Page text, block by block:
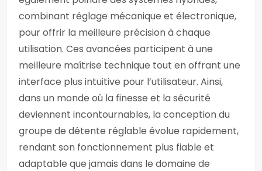
combinant réglage mécanique et électronique,
pour offrir la meilleure précision à chaque
utilisation. Ces avancées participent à une
meilleure maîtrise technique tout en offrant une
interface plus intuitive pour l’utilisateur. Ainsi,
dans un monde où la finesse et la sécurité
deviennent incontournables, la conception du
groupe de détente réglable évolue rapidement,
rendant son fonctionnement plus fiable et
adaptable que jamais dans le domaine de